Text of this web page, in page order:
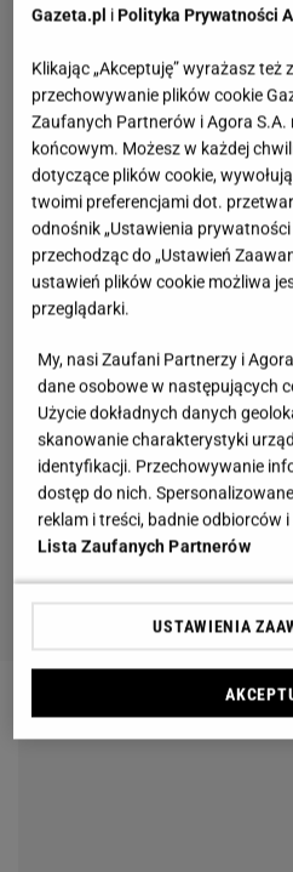
Gazeta.pl iPolityka Prywatności
Klikając „Akceptuję” wyrażasz też
przechowywanie plików cookie
Zaufanych Partnerów i Agora S.A.
końcowym. Możesz w każdej
dotyczące plików cookie,
twoimi preferencjami dot.
odnośnik „Ustawienia
przechodząc do „Ustawień
ustawień plików cookie możliwa
przeglądarki.
My, nasi Zaufani Partnerzy i
dane osobowe w następujących
Użycie dokładnych danych
skanowanie charakterystyki
identyfikacji. Przechowywanie
dostęp do nich.
reklam i treści, badnie odbiorców i
Lista Zaufanych Partnerów
USTAWIENIA